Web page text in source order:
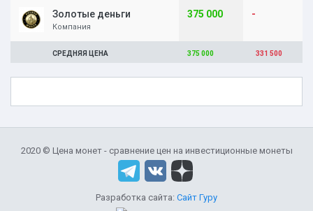
Золотые деньги
Компания
375 000 -
СРЕДНЯЯ ЦЕНА 375 000 331 500
2020 © Цена монет - сравнение цен на инвестиционные монеты
Разработка сайта: Сайт Гуру